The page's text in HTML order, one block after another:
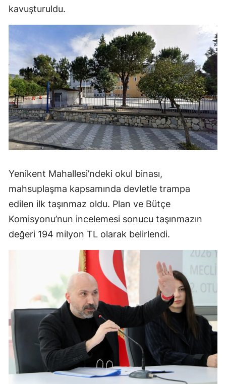
kavuşturuldu.
Yenikent Mahallesi’ndeki okul binası,
mahsuplaşma kapsamında devletle trampa
edilen ilk taşınmaz oldu. Plan ve Bütçe
Komisyonu’nun incelemesi sonucu taşınmazın
değeri 194 milyon TL olarak belirlendi.